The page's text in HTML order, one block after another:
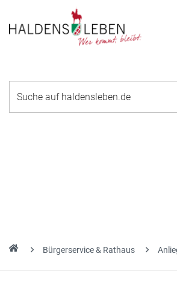
Bürgerservice & Rathaus